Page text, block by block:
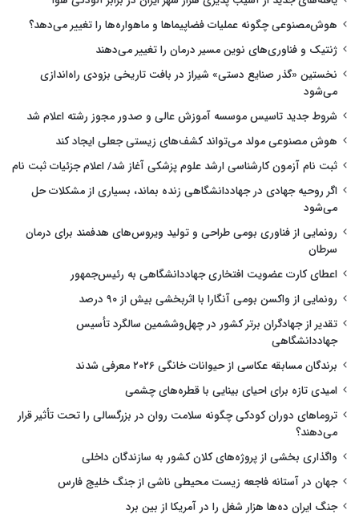
هوش‌مصنوعی چگونه عملیات فضاپیماها و ماهواره‌ها را تغییر می‌دهد؟
ژنتیک و فناوری‌های نوین مسیر درمان را تغییر می‌دهند
نخستین «گذر صنایع دستی» شیراز در بافت تاریخی بزودی راه‌اندازی
می‌شود
شروط جدید تاسیس موسسه آموزش عالی و صدور مجوز رشته اعلام شد
هوش مصنوعی مولد می‌تواند کشف‌های زیستی جعلی ایجاد کند
ثبت نام آزمون کارشناسی ارشد علوم پزشکی آغاز شد/ اعلام جزئیات ثبت نام
اگر روحیه جهادی در جهاددانشگاهی زنده بماند، بسیاری از مشکلات حل
می‌شود
رونمایی از فناوری بومی طراحی و تولید ویروس‌های هدفمند برای درمان
سرطان
اعطای کارت عضویت افتخاری جهاددانشگاهی به رئیس‌جمهور
رونمایی از واکسن بومی آنگارا با اثربخشی بیش از ۹۰ درصد
تقدیر از جهادگران برتر کشور در چهل‌وششمین سالگرد تأسیس
جهاددانشگاهی
برندگان مسابقه عکاسی از حیوانات خانگی ۲۰۲۶ معرفی شدند
امیدی تازه برای احیای بینایی با قطره‌های چشمی
تروماهای دوران کودکی چگونه سلامت روان در بزرگسالی را تحت تأثیر قرار
می‌دهند؟
واگذاری بخشی از پروژه‌های کلان کشور به سازندگان داخلی
جهان در آستانه فاجعه زیست محیطی ناشی از جنگ خلیج فارس
جنگ ایران ده‌ها هزار شغل را در آمریکا از بین برد